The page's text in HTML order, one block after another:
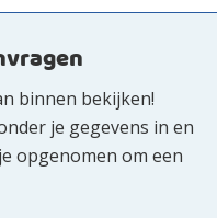
binnen bekijken!
je gegevens in en
opgenomen om een